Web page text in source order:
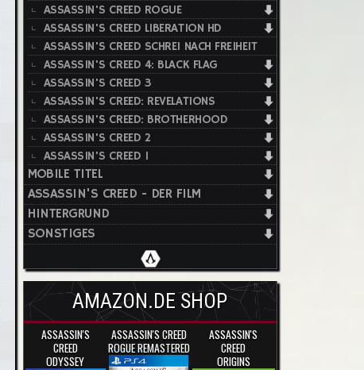
ASSASSIN'S CREED ROGUE
ASSASSIN'S CREED LIBERATION HD
ASSASSIN'S CREED SCHREI NACH FREIHEIT
ASSASSIN'S CREED 4: BLACK FLAG
ASSASSIN'S CREED 3
ASSASSIN'S CREED: REVELATIONS
ASSASSIN'S CREED: BROTHERHOOD
ASSASSIN'S CREED 2
ASSASSIN'S CREED 1
MOBILE TITEL
ASSASSIN'S CREED - DER FILM
HINTERGRUND
SONSTIGES
AMAZON.DE SHOP
ASSASSIN'S
CREED
ODYSSEY
ASSASSIN'S CREED
ROGUE REMASTERED
ASSASSIN'S
CREED
ORIGINS